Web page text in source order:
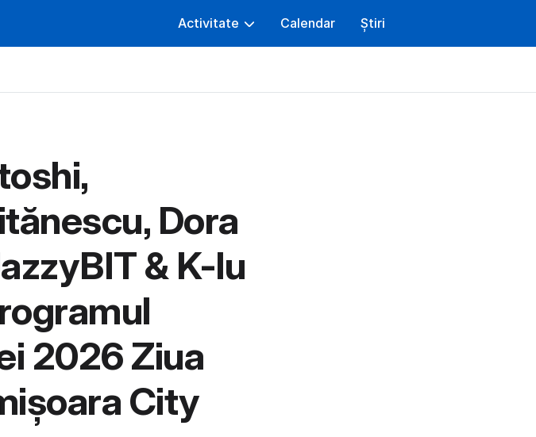
Activitate Calendar Știri
Dora
& K-lu
2026 Ziua
City